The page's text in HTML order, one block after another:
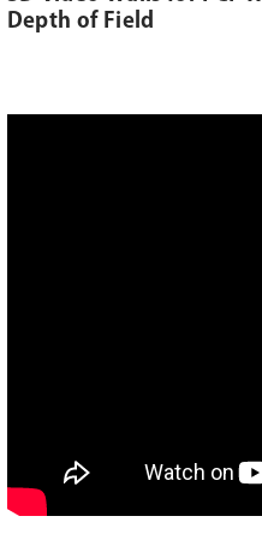
Depth of Field